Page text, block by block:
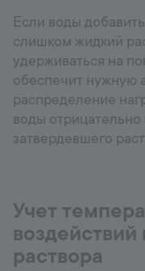
Если воды
слишком жидкий
удерживаться на
обеспечит нужную
распределение
воды
затвердевшего
Учет
раствора